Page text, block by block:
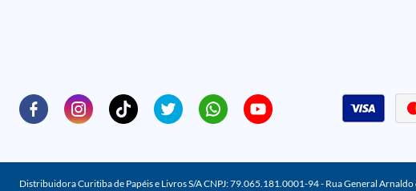
Distribuidora Curitiba de Papéis e Livros S/A CNPJ: 79.065.181.0001-94 - Rua General